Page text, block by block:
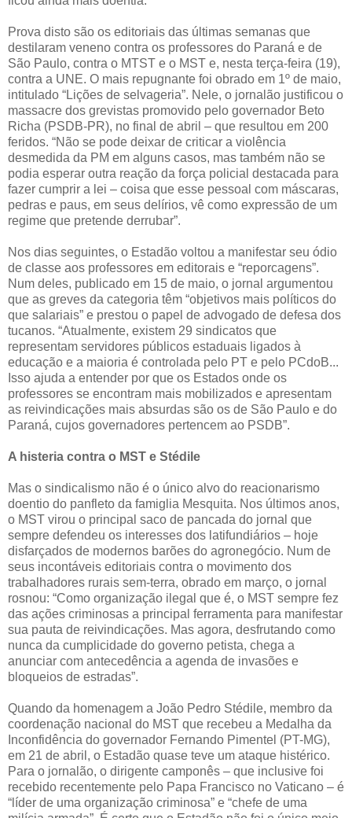
Prova disto são os editoriais das últimas semanas que
destilaram veneno contra os professores do Paraná e de
São Paulo, contra o MTST e o MST e, nesta terça-feira (19),
contra a UNE. O mais repugnante foi obrado em 1º de maio,
intitulado “Lições de selvageria”. Nele, o jornalão justificou o
massacre dos grevistas promovido pelo governador Beto
Richa (PSDB-PR), no final de abril – que resultou em 200
feridos. “Não se pode deixar de criticar a violência
desmedida da PM em alguns casos, mas também não se
podia esperar outra reação da força policial destacada para
fazer cumprir a lei – coisa que esse pessoal com máscaras,
pedras e paus, em seus delírios, vê como expressão de um
regime que pretende derrubar”.
Nos dias seguintes, o Estadão voltou a manifestar seu ódio
de classe aos professores em editorais e “reporcagens”.
Num deles, publicado em 15 de maio, o jornal argumentou
que as greves da categoria têm “objetivos mais políticos do
que salariais” e prestou o papel de advogado de defesa dos
tucanos. “Atualmente, existem 29 sindicatos que
representam servidores públicos estaduais ligados à
educação e a maioria é controlada pelo PT e pelo PCdoB...
Isso ajuda a entender por que os Estados onde os
professores se encontram mais mobilizados e apresentam
as reivindicações mais absurdas são os de São Paulo e do
Paraná, cujos governadores pertencem ao PSDB”.
A histeria contra o MST e Stédile
Mas o sindicalismo não é o único alvo do reacionarismo
doentio do panfleto da famiglia Mesquita. Nos últimos anos,
o MST virou o principal saco de pancada do jornal que
sempre defendeu os interesses dos latifundiários – hoje
disfarçados de modernos barões do agronegócio. Num de
seus incontáveis editoriais contra o movimento dos
trabalhadores rurais sem-terra, obrado em março, o jornal
rosnou: “Como organização ilegal que é, o MST sempre fez
das ações criminosas a principal ferramenta para manifestar
sua pauta de reivindicações. Mas agora, desfrutando como
nunca da cumplicidade do governo petista, chega a
anunciar com antecedência a agenda de invasões e
bloqueios de estradas”.
Quando da homenagem a João Pedro Stédile, membro da
coordenação nacional do MST que recebeu a Medalha da
Inconfidência do governador Fernando Pimentel (PT-MG),
em 21 de abril, o Estadão quase teve um ataque histérico.
Para o jornalão, o dirigente camponês – que inclusive foi
recebido recentemente pelo Papa Francisco no Vaticano – é
“líder de uma organização criminosa” e “chefe de uma